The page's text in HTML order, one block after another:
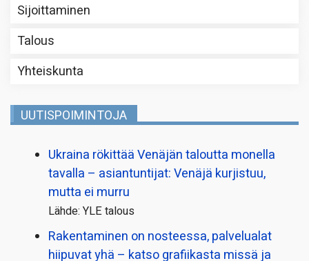
Sijoittaminen
Talous
Yhteiskunta
UUTISPOIMINTOJA
Ukraina rökittää Venäjän taloutta monella
tavalla – asiantuntijat: Venäjä kurjistuu,
mutta ei murru
Lähde: YLE talous
Rakentaminen on nosteessa, palvelualat
hiipuvat yhä – katso grafiikasta missä ja